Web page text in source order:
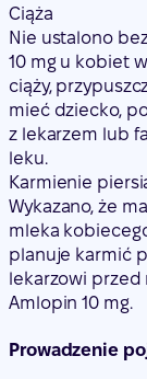
Ciąża
Nie ustalono
10 mg u kobiet
ciąży,
mieć dziecko,
z lekarzem lub
leku.
Karmienie
Wykazano, że
mleka
planuje karmić
lekarzowi przed
Amlopin 10 mg.
Prowadzenie